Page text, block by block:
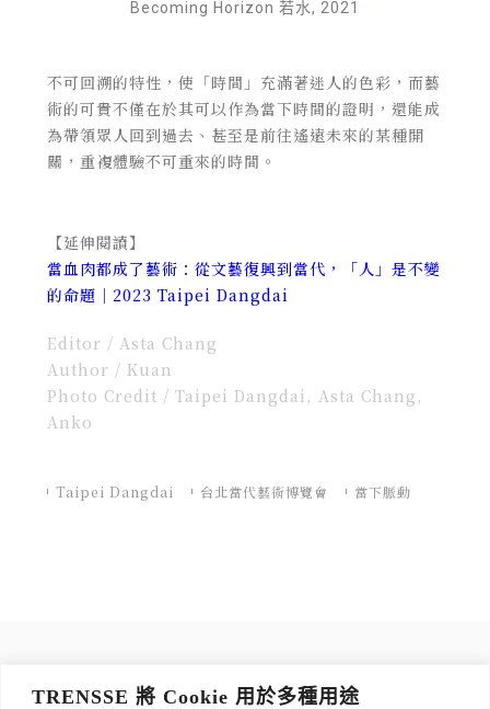
TRENSSE 將 Cookie 用於多種用途
Becoming Horizon 若水, 2021
不可回溯的特性，使「時間」充滿著迷人的色彩， 而藝
術的可貴不僅在於其可以作為當下時間的證明，還能成
為帶領眾人回到過去、甚至是前往遙遠未來的某種開
關，重複體驗不可重來的時間。
【延伸閱讀】
當血肉都成了藝術：從文藝復興到當代，「人」是不變
的命題｜2023 Taipei Dangdai
Editor / Asta Chang
Author / Kuan
Photo Credit / Taipei Dangdai, Asta Chang,
Anko
Taipei Dangdai 台北當代藝術博覽會 當下脈動
讀出你的品味，每週獲取質感生活 Tips！